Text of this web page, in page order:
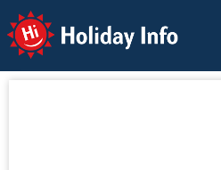
Holiday Info